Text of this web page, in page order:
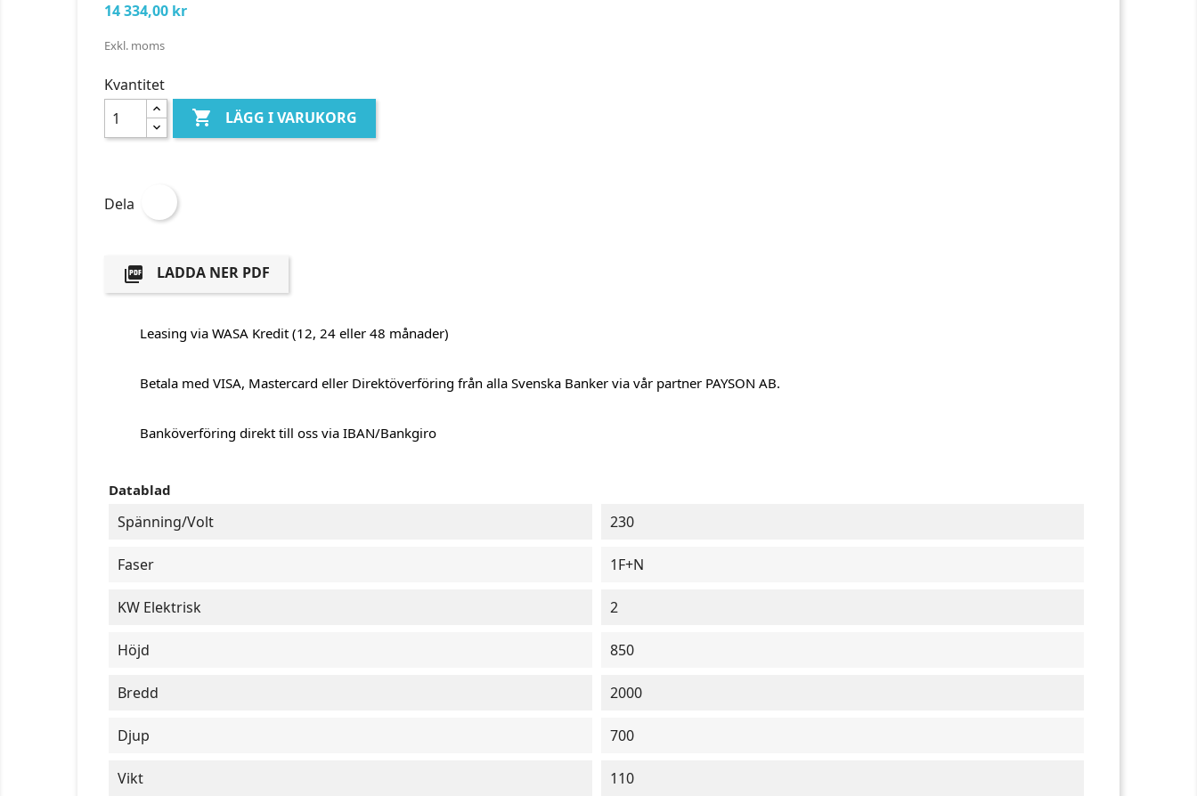
14 334,00 kr
Exkl. moms
Kvantitet
 LÄGG I VARUKORG
Dela
 LADDA NER PDF
Leasing via WASA Kredit (12, 24 eller 48 månader)
Betala med VISA, Mastercard eller Direktöverföring från alla Svenska Banker via vår partner PAYSON AB.
Banköverföring direkt till oss via IBAN/Bankgiro
Datablad
Spänning/Volt 230
Faser 1F+N
KW Elektrisk 2
Höjd 850
Bredd 2000
Djup 700
Vikt 110